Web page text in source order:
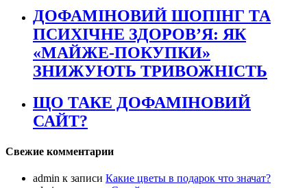
ДОФАМІНОВИЙ ШОПІНГ ТА
ПСИХІЧНЕ ЗДОРОВ’Я: ЯК
«МАЙЖЕ-ПОКУПКИ»
ЗНИЖУЮТЬ ТРИВОЖНІСТЬ
ЩО ТАКЕ ДОФАМІНОВИЙ
САЙТ?
Свежие комментарии
admin к записи Какие цветы в подарок что значат?